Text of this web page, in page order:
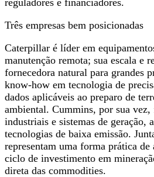
Três empresas bem posicionadas
Caterpillar é líder em
manutenção remota; sua escala e
fornecedora natural para grandes
know‑how em tecnologia de
dados aplicáveis ao preparo de
ambiental. Cummins, por sua vez,
industriais e sistemas de geração,
tecnologias de baixa emissão.
representam uma forma prática de
ciclo de investimento em
direta das commodities.